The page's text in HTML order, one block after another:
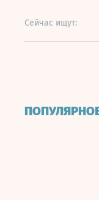
Сейчас ищут: